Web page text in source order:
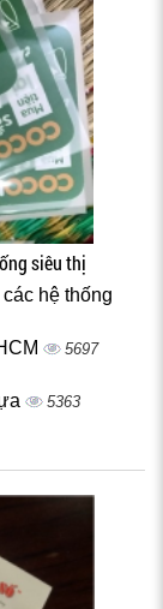
siêu thị
hệ thống
5697
5363